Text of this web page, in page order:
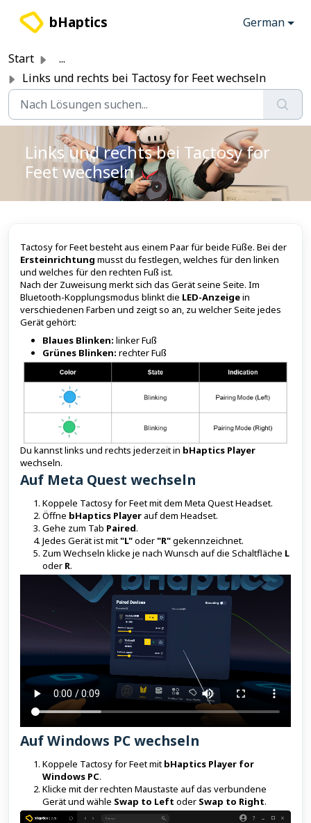
bHaptics German
Start
...
Links und rechts bei Tactosy for Feet wechseln
Links und rechts bei Tactosy for
Feet wechseln
Tactosy for Feet besteht aus einem Paar für beide Füße. Bei der
Ersteinrichtung musst du festlegen, welches für den linken
und welches für den rechten Fuß ist.
Nach der Zuweisung merkt sich das Gerät seine Seite. Im
Bluetooth-Kopplungsmodus blinkt die LED-Anzeigein
verschiedenen Farben und zeigt so an, zu welcher Seite jedes
Gerät gehört:
Blaues Blinken: linker Fuß
Grünes Blinken: rechter Fuß
Du kannst links und rechts jederzeit in bHaptics Player
wechseln.
Auf Meta Quest wechseln
Koppele Tactosy for Feet mit dem Meta Quest Headset.
Öffne bHaptics Player auf dem Headset.
Gehe zum Tab Paired.
Jedes Gerät ist mit"L"oder"R"gekennzeichnet.
Zum Wechseln klicke je nach Wunsch auf die Schaltfläche L
oder R.
Auf Windows PC wechseln
Koppele Tactosy for Feet mit bHaptics Player for
Windows PC.
Klicke mit der rechten Maustaste auf das verbundene
Gerät und wähle Swap to Left oder Swap to Right.